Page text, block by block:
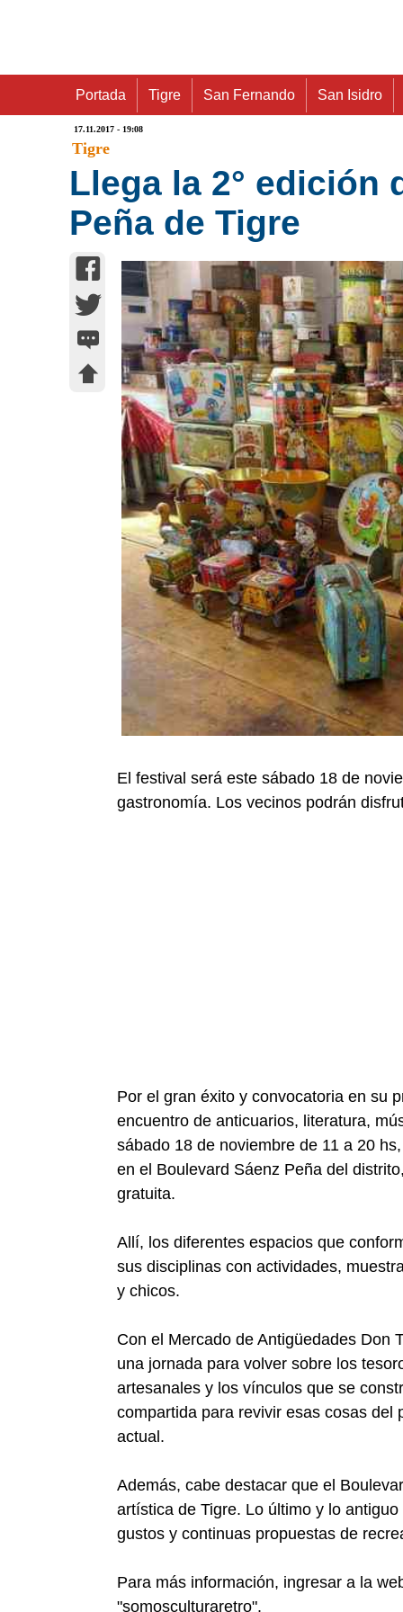
Portada Tigre San Fernando San Isidro
17.11.2017 - 19:08
Tigre
Llega la 2° edición
Peña de Tigre
El festival será este sábado 18 de
gastronomía. Los vecinos podrán
Por el gran éxito y convocatoria en su
encuentro de anticuarios, literatura,
sábado 18 de noviembre de 11 a 20 hs,
en el Boulevard Sáenz Peña del
gratuita.
Allí, los diferentes espacios que
sus disciplinas con actividades,
y chicos.
Con el Mercado de Antigüedades Don
una jornada para volver sobre los
artesanales y los vínculos que se
compartida para revivir esas cosas del
actual.
Además, cabe destacar que el
artística de Tigre. Lo último y lo
gustos y continuas propuestas de
Para más información, ingresar a la
"somosculturaretro".